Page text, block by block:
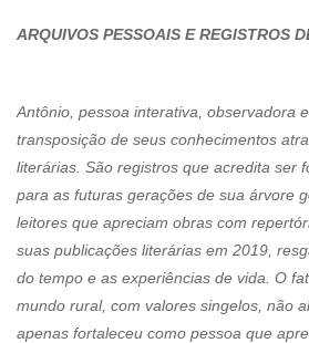
ARQUIVOS PESSOAIS E REGISTROS
Antônio, pessoa interativa, observadora
transposição de seus conhecimentos
literárias. São registros que acredita ser
para as futuras gerações de sua árvore
leitores que apreciam obras com
suas publicações literárias em 2019,
do tempo e as experiências de vida. O
mundo rural, com valores singelos, não
apenas fortaleceu como pessoa que